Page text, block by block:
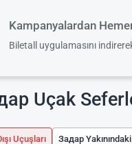
Kampanyalardan
Biletall uygulamasını
Uçak
Uçuşları Задар